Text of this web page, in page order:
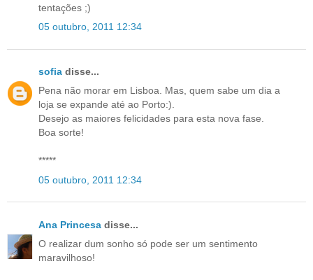
tentações ;)
05 outubro, 2011 12:34
sofia disse...
Pena não morar em Lisboa. Mas, quem sabe um dia a
loja se expande até ao Porto:).
Desejo as maiores felicidades para esta nova fase.
Boa sorte!
*****
05 outubro, 2011 12:34
Ana Princesa disse...
O realizar dum sonho só pode ser um sentimento
maravilhoso!